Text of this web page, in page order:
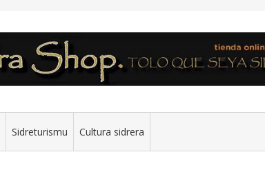
Sidreturismu Cultura sidrera